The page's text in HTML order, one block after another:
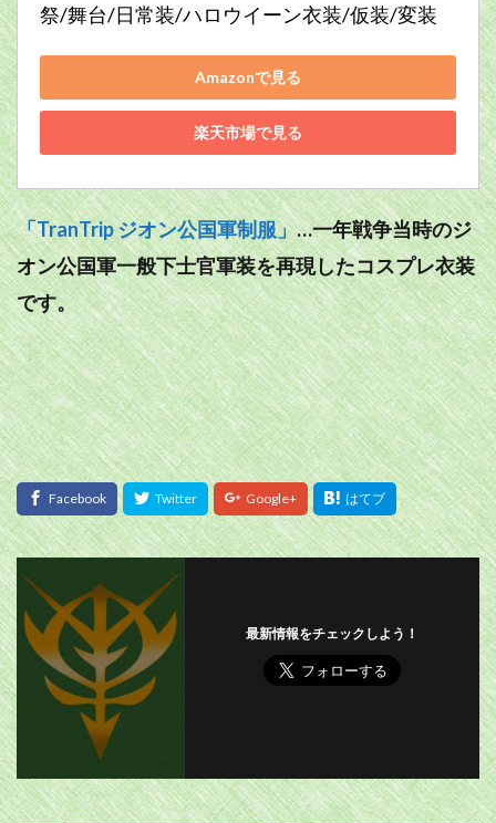
祭/舞台/日常装/ハロウイーン衣装/仮装/変装
Amazonで見る
楽天市場で見る
「TranTrip ジオン公国軍制服」…一年戦争当時のジ
オン公国軍一般下士官軍装を再現したコスプレ衣装
です。
最新情報をチェックしよう！